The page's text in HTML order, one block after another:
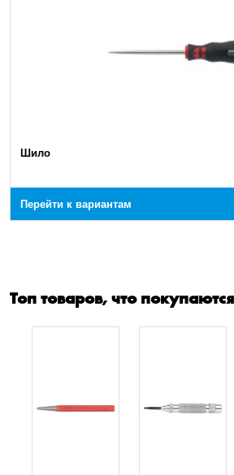
Шило
Перейти к вариантам
Топ товаров, что покупаются